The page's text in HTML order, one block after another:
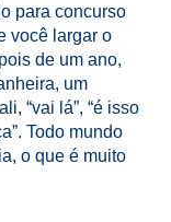
para concurso
você largar o
de um ano,
um
“vai lá”, “é isso
Todo mundo
o que é muito